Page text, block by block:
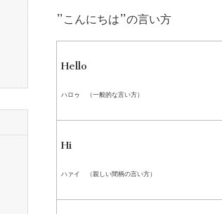
”こんにちは”の言い方
Hello
ハロゥ （一般的な言い方）
Hi
ハァイ （親しい間柄の言い方）